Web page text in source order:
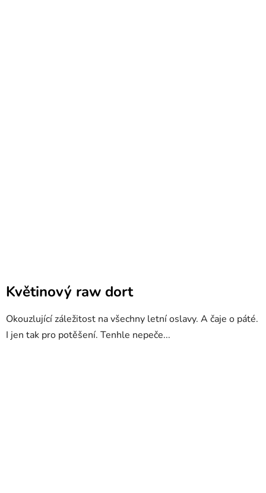
Květinový raw dort
Okouzlující záležitost na všechny letní oslavy. A čaje o páté.
I jen tak pro potěšení. Tenhle nepeče...